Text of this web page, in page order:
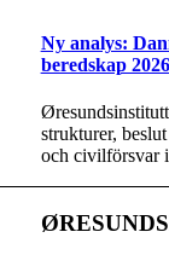
Ny analys:
beredskap 2026
strukturer,
och civilförsvar